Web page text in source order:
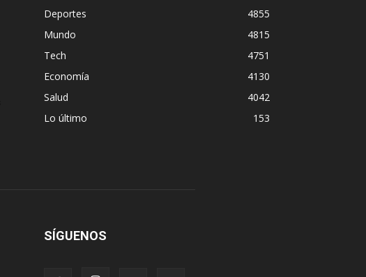
Deportes
4855
Mundo
4815
Tech
4751
Economía
4130
Salud
4042
Lo último
153
SÍGUENOS